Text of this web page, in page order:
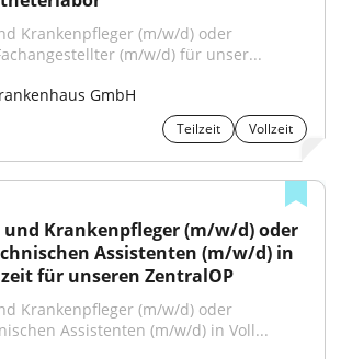
Krankenpfleger (m/w/d) oder
(m/w/d) für unser...
GmbH
Teilzeit Vollzeit
und Krankenpfleger (m/w/d) oder
Assistenten (m/w/d) in
für unseren ZentralOP
Krankenpfleger (m/w/d) oder
Assistenten (m/w/d) in Voll...